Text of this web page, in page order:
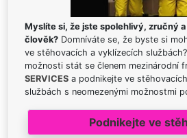
Myslíte si, že jste spolehlivý, zručný
člověk? Domníváte se, že byste si
ve stěhovacích a vyklízecích
možnosti stát se členem mezinárodní
SERVICES a podnikejte ve
službách s neomezenými možnostmi
Podnikejte ve